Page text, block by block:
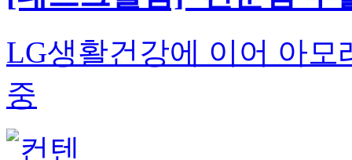
LG생활건강에 이어 아
중